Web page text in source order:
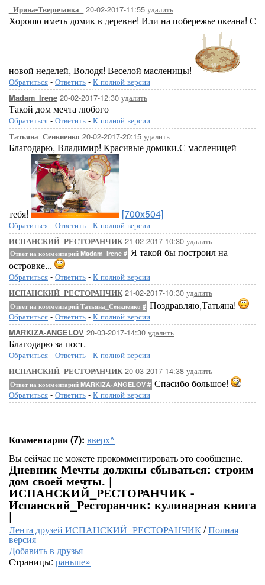
_Ирина-Тверичанка_ 20-02-2017-11:55 удалить
Хорошо иметь домик в деревне! Или на побережье океана! С
новой неделей, Володя! Веселой масленицы!
Обратиться - Ответить - К полной версии
Madam_Irene 20-02-2017-12:30 удалить
Такой дом мечта любого
Обратиться - Ответить - К полной версии
Татьяна_Сенкиенко 20-02-2017-20:15 удалить
Благодарю, Владимир! Красивые домики.С масленицей
тебя! [700x504]
Обратиться - Ответить - К полной версии
ИСПАНСКИЙ_РЕСТОРАНЧИК21-02-2017-10:30 удалить
Ответ на комментарий Madam_Irene # Я такой бы построил на
островке...
Обратиться - Ответить - К полной версии
ИСПАНСКИЙ_РЕСТОРАНЧИК21-02-2017-10:30 удалить
Ответ на комментарий Татьяна_Сенкиенко # Поздравляю,Татьяна!
Обратиться - Ответить - К полной версии
MARKIZA-ANGELOV 20-03-2017-14:30 удалить
Благодарю за пост.
Обратиться - Ответить - К полной версии
ИСПАНСКИЙ_РЕСТОРАНЧИК20-03-2017-14:38 удалить
Ответ на комментарий MARKIZA-ANGELOV # Спасибо большое!
Обратиться - Ответить - К полной версии
Комментарии (7): вверх^
Вы сейчас не можете прокомментировать это сообщение.
Дневник Мечты должны сбываться: строим
дом своей мечты. |
ИСПАНСКИЙ_РЕСТОРАНЧИК -
Испанский_Ресторанчик: кулинарная книга
|
Лента друзей ИСПАНСКИЙ_РЕСТОРАНЧИК/Полная
версия
Добавить в друзья
Страницы: раньше»